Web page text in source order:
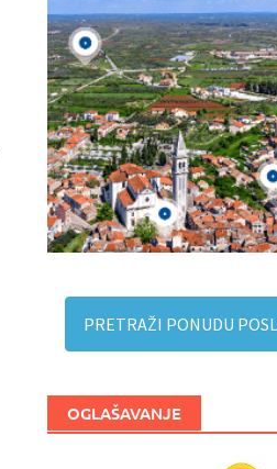
PRETRAŽI PONUDU
OGLAŠAVANJE